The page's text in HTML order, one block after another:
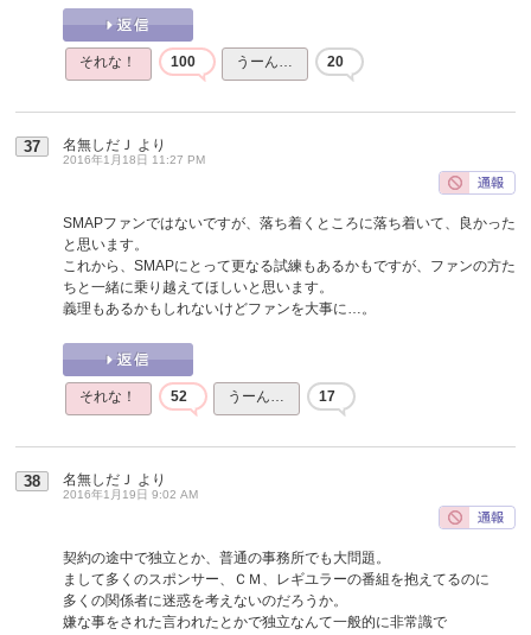
それな！ 100 うーん… 20
37 名無しだＪ より
2016年1月18日 11:27 PM
SMAPファンではないですが、落ち着くところに落ち着いて、良かった
と思います。
これから、SMAPにとって更なる試練もあるかもですが、ファンの方た
ちと一緒に乗り越えてほしいと思います。
義理もあるかもしれないけどファンを大事に…。
それな！ 52 うーん… 17
38 名無しだＪ より
2016年1月19日 9:02 AM
契約の途中で独立とか、普通の事務所でも大問題。
まして多くのスポンサー、ＣＭ、レギユラーの番組を抱えてるのに
多くの関係者に迷惑を考えないのだろうか。
嫌な事をされた言われたとかで独立なんて一般的に非常識で